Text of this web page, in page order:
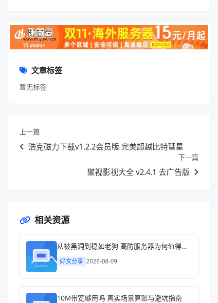
文章标签
暂无标签
上一篇
浩克磁力下载v1.2.2会员版 完美超越比特彗星
下一篇
聚视影视大全 v2.4.1 去广告版
相关资源
从被黑洞到稳如老狗 高防服务器为何值得认真考虑
好文分享 2026-08-09
10M带宽够用吗 真实场景算账与避坑指南